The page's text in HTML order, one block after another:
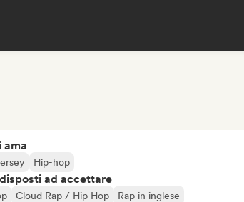
ama
Hip-hop
ad accettare
Cloud Rap / Hip Hop Rap in inglese